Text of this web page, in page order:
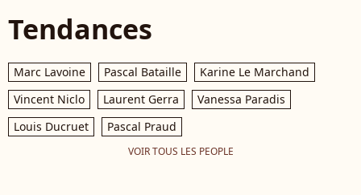
Tendances
Marc Lavoine Pascal Bataille
Karine Le Marchand
Vincent Niclo
Laurent Gerra
Vanessa Paradis
Louis Ducruet
Pascal Praud
VOIR TOUS LES PEOPLE